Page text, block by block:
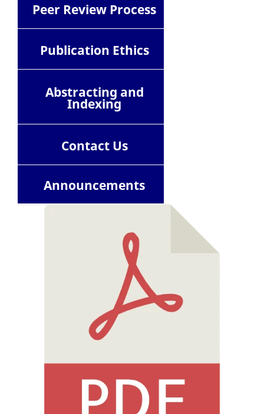
Peer Review Process
Publication Ethics
Abstracting and
Indexing
ContactUs
Announcements